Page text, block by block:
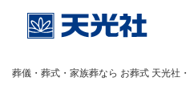
葬儀・葬式・家族葬なら お葬式 天光社